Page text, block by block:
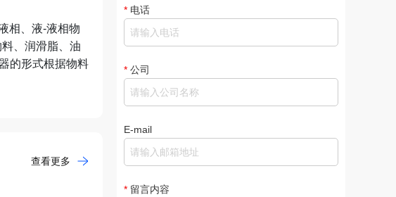
相、液-液相物
、润滑脂、油
的形式根据物料
查看更多
* 电话
* 公司
E-mail
* 留言内容